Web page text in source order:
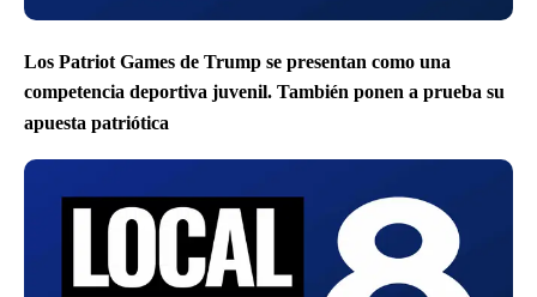
Los Patriot Games de Trump se presentan como una
competencia deportiva juvenil. También ponen a prueba su
apuesta patriótica